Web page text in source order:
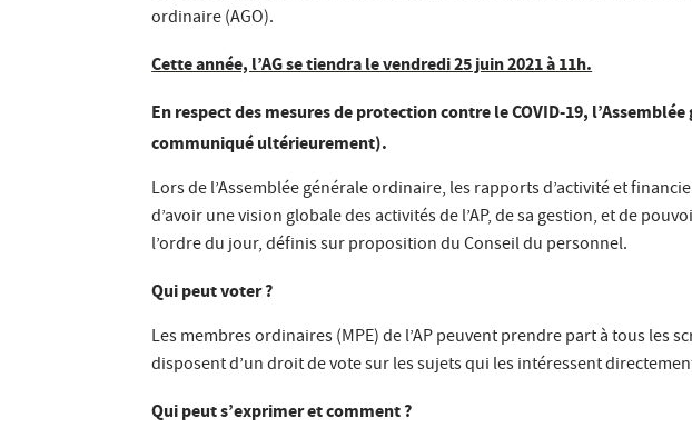
ordinaire (AGO).
Cette année, l’AG se tiendra le vendredi 25 juin 2021 à 11h.
En respect des mesures de protection contre le COVID-19,
communiqué ultérieurement).
Lors de l’Assemblée générale ordinaire, les rapports d’activité et
d’avoir une vision globale des activités de l’AP, de sa gestion, et de
l’ordre du jour, définis sur proposition du Conseil du personnel.
Qui peut voter ?
Les membres ordinaires (MPE) de l’AP peuvent prendre part à tous les
disposent d’un droit de vote sur les sujets qui les intéressent
Qui peut s’exprimer et comment ?